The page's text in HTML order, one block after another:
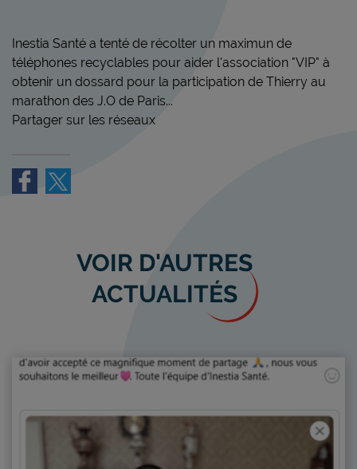
Inestia Santé a tenté de récolter un maximun de
téléphones recyclables pour aider l'association "VIP" à
obtenir un dossard pour la participation de Thierry au
marathon des J.O de Paris...
Partager sur les réseaux
VOIR D'AUTRES
ACTUALITÉS